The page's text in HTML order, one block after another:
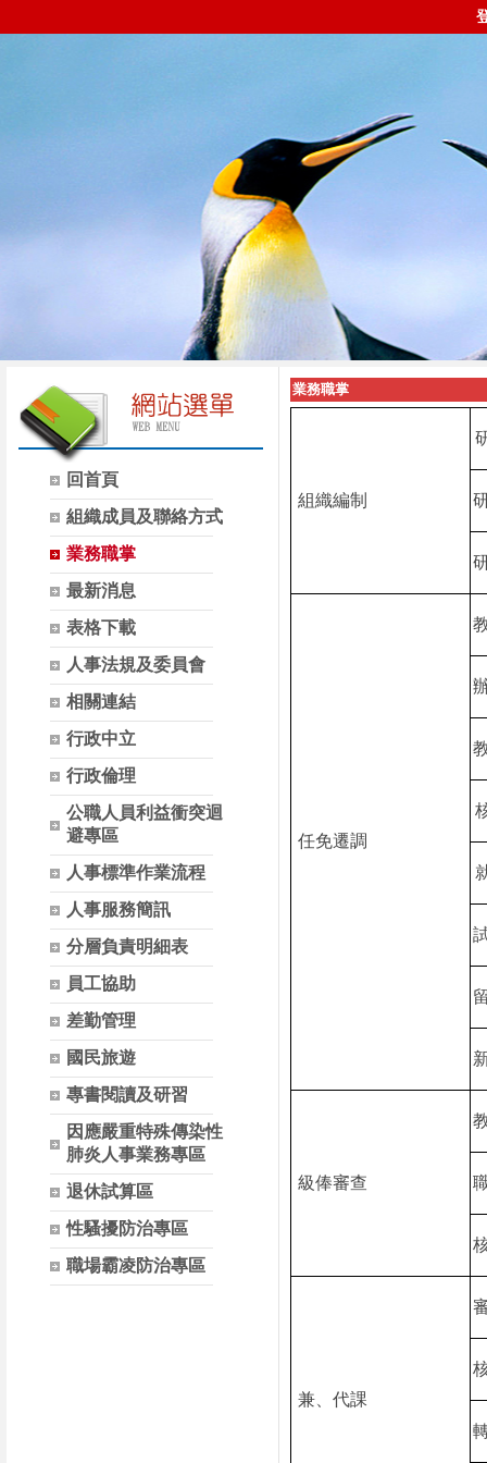
回首頁
組織成員及聯絡方式
業務職掌
最新消息
表格下載
人事法規及委員會
相關連結
行政中立
行政倫理
公職人員利益衝突迴
避專區
人事標準作業流程
人事服務簡訊
分層負責明細表
員工協助
差勤管理
國民旅遊
專書閱讀及研習
因應嚴重特殊傳染性
肺炎人事業務專區
退休試算區
性騷擾防治專區
職場霸凌防治專區
業務職掌
組織編制
任免遷調
級俸審查
兼、代課